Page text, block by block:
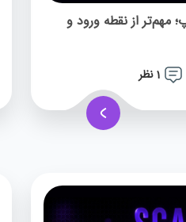
مهم‌تر از نقطه ورود و
1 نظر